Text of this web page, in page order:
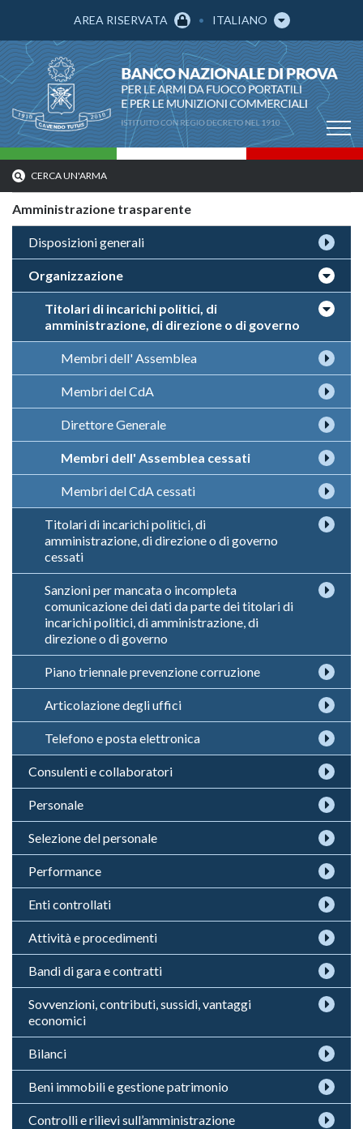
AREA RISERVATA ITALIANO
CERCA UN'ARMA
Amministrazione trasparente
Disposizioni generali
Organizzazione
Titolari di incarichi politici, di
amministrazione, di direzione o di governo
Membri dell' Assemblea
Membri del CdA
Direttore Generale
Membri dell' Assemblea cessati
Membri del CdA cessati
Titolari di incarichi politici, di
amministrazione, di direzione o di governo
cessati
Sanzioni per mancata o incompleta
comunicazione dei dati da parte dei titolari di
incarichi politici, di amministrazione, di
direzione o di governo
Piano triennale prevenzione corruzione
Articolazione degli uffici
Telefono e posta elettronica
Consulenti e collaboratori
Personale
Selezione del personale
Performance
Enti controllati
Attività e procedimenti
Bandi di gara e contratti
Sovvenzioni, contributi, sussidi, vantaggi
economici
Bilanci
Beni immobili e gestione patrimonio
Controlli e rilievi sull’amministrazione